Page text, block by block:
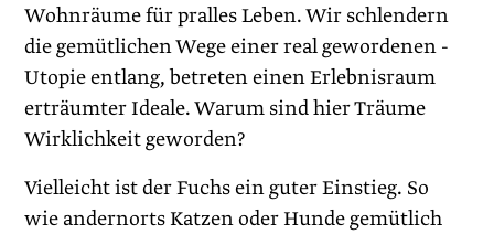
Wohnräume für pralles Leben. Wir schlendern
die gemütlichen Wege einer real gewordenen ­
Utopie entlang, betreten einen Erlebnisraum
erträumter Ideale. Warum sind hier Träume
Wirklichkeit geworden?
Vielleicht ist der Fuchs ein guter Einstieg. So
wie andernorts Katzen oder Hunde gemütlich